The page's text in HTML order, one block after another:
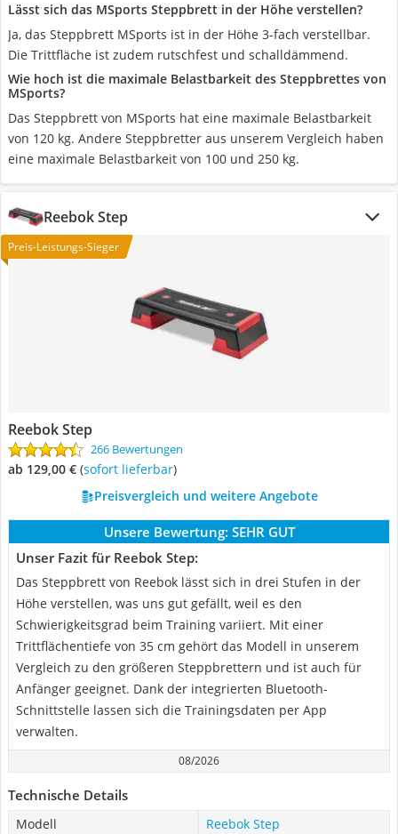
Lässt sich das MSports Steppbrett in der Höhe verstellen?
Ja, das Steppbrett MSports ist in der Höhe 3-fach verstellbar.
Die Trittfläche ist zudem rutschfest und schalldämmend.
Wie hoch ist die maximale Belastbarkeit des Steppbrettes von
MSports?
Das Steppbrett von MSports hat eine maximale Belastbarkeit
von 120 kg. Andere Steppbretter aus unserem Vergleich haben
eine maximale Belastbarkeit von 100 und 250 kg.
Reebok Step
Preis-Leistungs-Sieger
Reebok Step
266 Bewertungen
ab 129,00 € ( Sofort lieferbar)
Preisvergleich und weitere Angebote
Unsere Bewertung: SEHR GUT
Unser Fazit für Reebok Step:
Das Steppbrett von Reebok lässt sich in drei Stufen in der
Höhe verstellen, was uns gut gefällt, weil es den
Schwierigkeitsgrad beim Training variiert. Mit einer
Trittflächentiefe von 35 cm gehört das Modell in unserem
Vergleich zu den größeren Steppbrettern und ist auch für
Anfänger geeignet. Dank der integrierten Bluetooth-
Schnittstelle lassen sich die Trainingsdaten per App
verwalten.
08/2026
Technische Details
Modell
Reebok Step